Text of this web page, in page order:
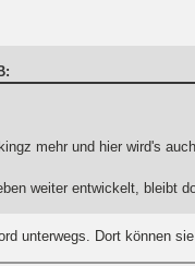
mehr und hier wird's
weiter entwickelt, bleibt
unterwegs. Dort können